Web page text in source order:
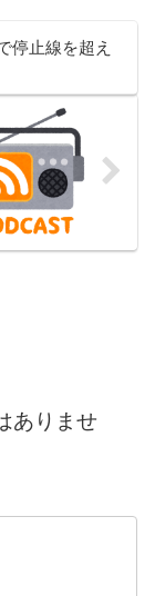
停止線を超え
ありませ